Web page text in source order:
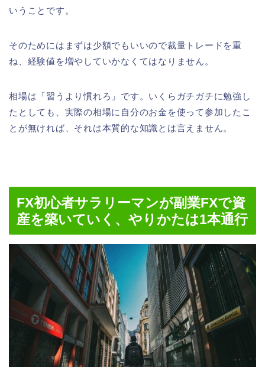
いうことです。
そのためにはまずは少額でもいいので裁量トレードを重
ね、経験値を増やしていかなくてはなりません。
相場は「習うより慣れろ」です。いくらガチガチに勉強し
たとしても、実際の相場に自分のお金を使って参加したこ
とが無ければ、それは本質的な知識とは言えません。
FX初心者サラリーマンが副業FXで資
産を築いていく、やりかたは1本通行